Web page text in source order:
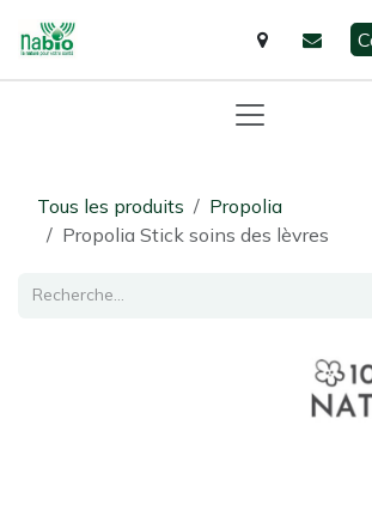
Tous les produits
Propolia
​Propolia Stick soins des lèvres